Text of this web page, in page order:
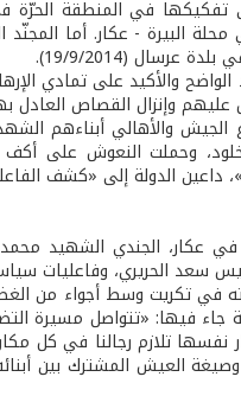
تفكيكها في المنطقة
البيرة - عكار. أما
(19/9/2014).
والأكيد على تمادي
وإنزال القصاص العادل
والأهالي أبناءهم
وحملت النعوش على أكف
الدولة إلى «كشف
تكريت في عكار، الجندي
سعد الحريري، وفاعليات
في تكريت وسط أجواء من
فيها: «تتواصل مسيرة
نفسها تلازم رجالنا في
وصيغة العيش المشترك بين